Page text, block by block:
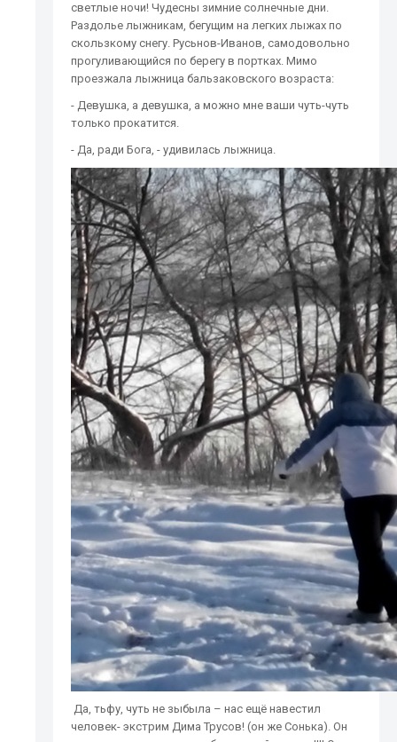
светлые ночи! Чудесны зимние солнечные дни.
Раздолье лыжникам, бегущим на легких лыжах по
скользкому снегу. Русьнов-Иванов, самодовольно
прогуливающийся по берегу в портках. Мимо
проезжала лыжница бальзаковского возраста:
- Девушка, а девушка, а можно мне ваши чуть-чуть
только прокатится.
- Да, ради Бога, - удивилась лыжница.
Да, тьфу, чуть не зыбыла – нас ещё навестил
человек- экстрим Дима Трусов! (он же Сонька). Он